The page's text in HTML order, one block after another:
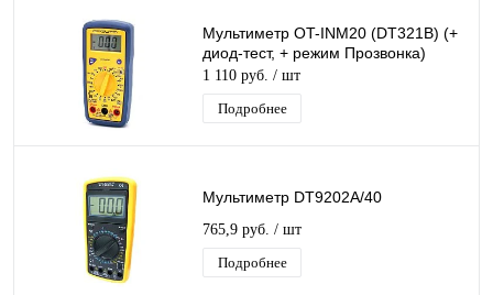
Мультиметр OT-INM20 (DT321B) (+
диод-тест, + режим Прозвонка)
1 110 руб. / шт
Подробнее
Мультиметр DT9202A/40
765,9 руб. / шт
Подробнее